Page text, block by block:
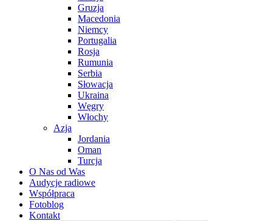
Gruzja
Macedonia
Niemcy
Portugalia
Rosja
Rumunia
Serbia
Słowacja
Ukraina
Węgry
Włochy
Azja
Jordania
Oman
Turcja
O Nas od Was
Audycje radiowe
Współpraca
Fotoblog
Kontakt